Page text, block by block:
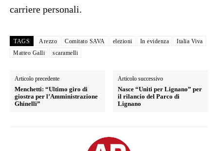
carriere personali.
TAGS Arezzo Comitato SAVA elezioni In evidenza
Italia Viva
Matteo Galli
scaramelli
Articolo precedente
Menchetti: “Ultimo giro di
giostra per l’Amministrazione
Ghinelli”
Articolo successivo
Nasce “Uniti per Lignano” per
il rilancio del Parco di
Lignano